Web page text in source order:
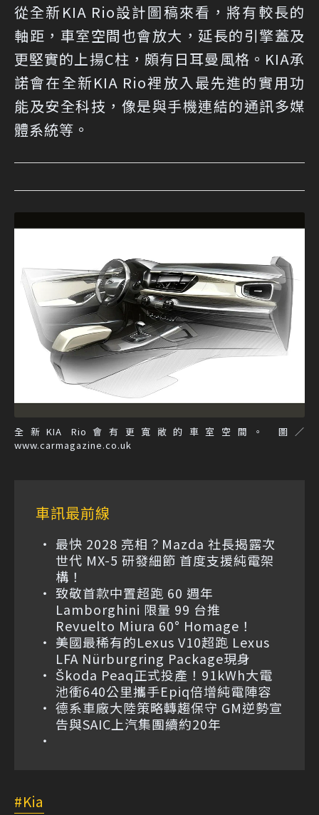
從全新KIA Rio設計圖稿來看，將有較長的
軸距，車室空間也會放大，延長的引擎蓋及
更堅實的上揚C柱，頗有日耳曼風格。KIA承
諾會在全新KIA Rio裡放入最先進的實用功
能及安全科技，像是與手機連結的通訊多媒
體系統等。
全新KIA Rio會有更寬敞的車室空間。 圖／
www.carmagazine.co.uk
車訊最前線
最快 2028 亮相？Mazda 社長揭露次
世代 MX-5 研發細節 首度支援純電架
構！
致敬首款中置超跑 60 週年
Lamborghini 限量 99 台推
Revuelto Miura 60° Homage！
美國最稀有的Lexus V10超跑 Lexus
LFA Nürburgring Package現身
Škoda Peaq正式投產！91kWh大電
池衝640公里攜手Epiq倍增純電陣容
德系車廠大陸策略轉趨保守 GM逆勢宣
告與SAIC上汽集團續約20年
Kia